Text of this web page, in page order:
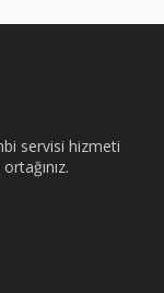
servisi hizmeti